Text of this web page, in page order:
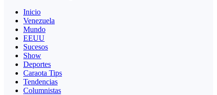
Inicio
Venezuela
Mundo
EEUU
Sucesos
Show
Deportes
Caraota Tips
Tendencias
Columnistas